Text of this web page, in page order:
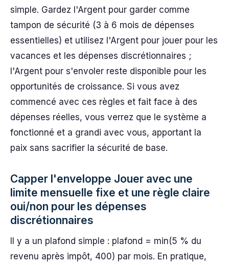
simple. Gardez l'Argent pour garder comme
tampon de sécurité (3 à 6 mois de dépenses
essentielles) et utilisez l'Argent pour jouer pour les
vacances et les dépenses discrétionnaires ;
l'Argent pour s'envoler reste disponible pour les
opportunités de croissance. Si vous avez
commencé avec ces règles et fait face à des
dépenses réelles, vous verrez que le système a
fonctionné et a grandi avec vous, apportant la
paix sans sacrifier la sécurité de base.
Capper l'enveloppe Jouer avec une
limite mensuelle fixe et une règle claire
oui/non pour les dépenses
discrétionnaires
Il y a un plafond simple : plafond = min(5 % du
revenu après impôt, 400) par mois. En pratique,